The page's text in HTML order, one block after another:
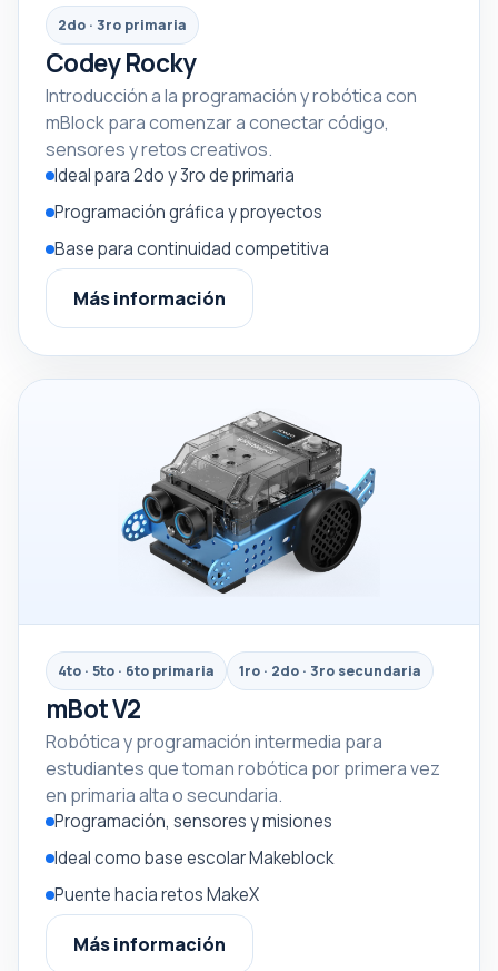
2do · 3ro primaria
Codey Rocky
Introducción a la programación y robótica con
mBlock para comenzar a conectar código,
sensores y retos creativos.
Ideal para 2do y 3ro de primaria
Programación gráfica y proyectos
Base para continuidad competitiva
Más información
4to · 5to · 6to primaria 1ro · 2do · 3ro secundaria
mBot V2
Robótica y programación intermedia para
estudiantes que toman robótica por primera vez
en primaria alta o secundaria.
Programación, sensores y misiones
Ideal como base escolar Makeblock
Puente hacia retos MakeX
Más información